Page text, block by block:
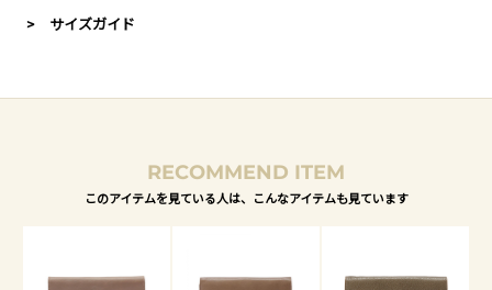
> サイズガイド
RECOMMEND ITEM
このアイテムを見ている人は、こんなアイテムも見ています